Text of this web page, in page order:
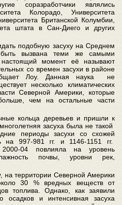
соразработчики являлись
Колорадо, Университета
Британской Колумбии,
штата в Сан-Диего и других
подобную засуху на Среднем
вызвана теми же самыми
момент её называют
со времен засухи в районе
Лоу. Данная наука не
несколько климатических
Северной Америки, которые
чем на остальные части
кольца деревьев и пришли к
засуха была не такой
периоды засухи со схожей
на 997-981 гг. и 1146-1151 гг.
04 повлияла на уровень
почвы, уровни рек,
на территории Северной Америки
30 % вредных веществ от
топлива. Однако, как заявили
осадков и интенсивная засуха